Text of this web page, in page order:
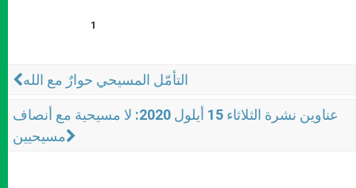
1
التأمّل المسيحي حوارٌ مع الله
عناوين نشرة الثلاثاء 15 أيلول 2020: لا مسيحية مع أنصاف
مسيحيين